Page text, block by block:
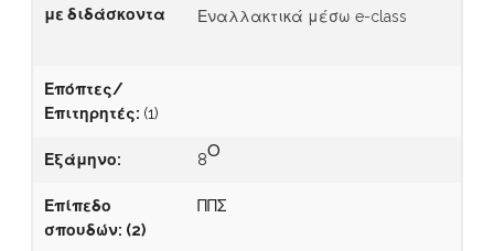
με διδάσκοντα
Εναλλακτικά μέσω e-class
Επόπτες/
Επιτηρητές: (1)
Εξάμηνο: 8Ο
Επίπεδο
σπουδών: (2)
ΠΠΣ